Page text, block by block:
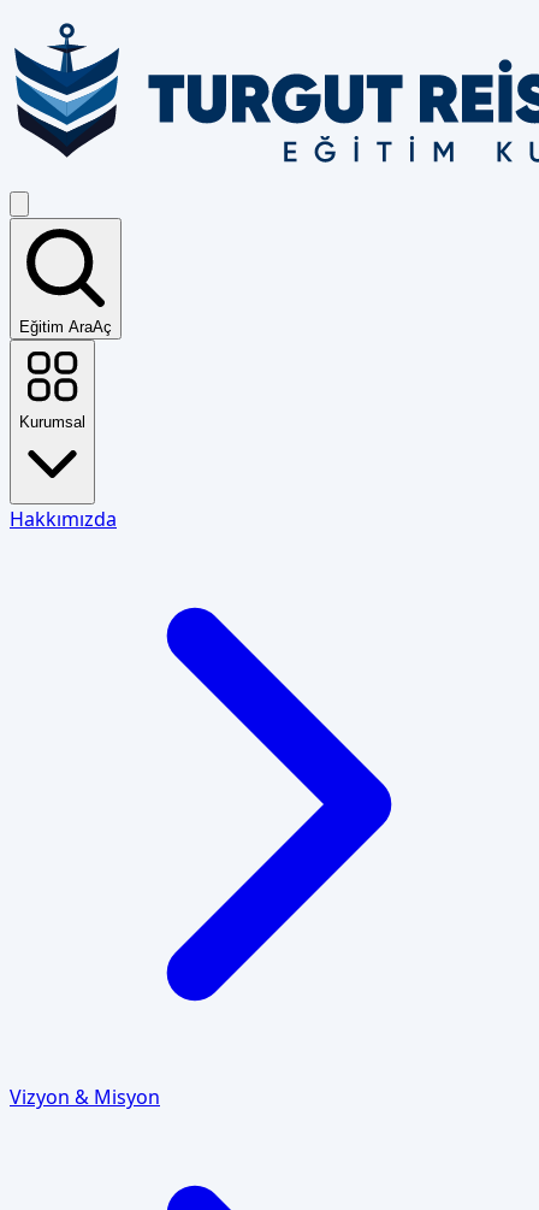
Eğitim AraAç
Kurumsal
Hakkımızda
Vizyon & Misyon